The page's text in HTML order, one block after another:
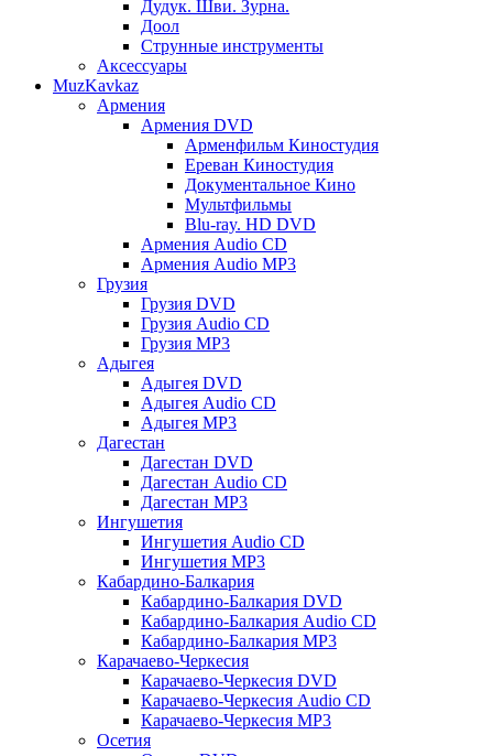
Дудук. Шви. Зурна.
Доол
Струнные инструменты
Аксессуары
MuzKavkaz
Армения
Армения DVD
Арменфильм Киностудия
Ереван Киностудия
Документальное Кино
Мультфильмы
Blu-ray. HD DVD
Армения Audio CD
Армения Audio MP3
Грузия
Грузия DVD
Грузия Audio CD
Грузия MP3
Адыгея
Адыгея DVD
Адыгея Audio CD
Адыгея MP3
Дагестан
Дагестан DVD
Дагестан Audio CD
Дагестан MP3
Ингушетия
Ингушетия Audio CD
Ингушетия MP3
Кабардино-Балкария
Кабардино-Балкария DVD
Кабардино-Балкария Audio CD
Кабардино-Балкария MP3
Карачаево-Черкесия
Карачаево-Черкесия DVD
Карачаево-Черкесия Audio CD
Карачаево-Черкесия MP3
Осетия